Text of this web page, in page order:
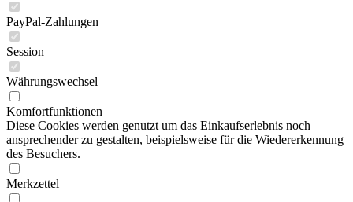
PayPal-Zahlungen
Session
Währungswechsel
Komfortfunktionen
Diese Cookies werden genutzt um das Einkaufserlebnis noch
ansprechender zu gestalten, beispielsweise für die Wiedererkennung
des Besuchers.
Merkzettel